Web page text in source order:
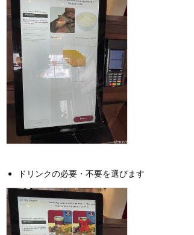
ドリンクの必要・不要を選びます